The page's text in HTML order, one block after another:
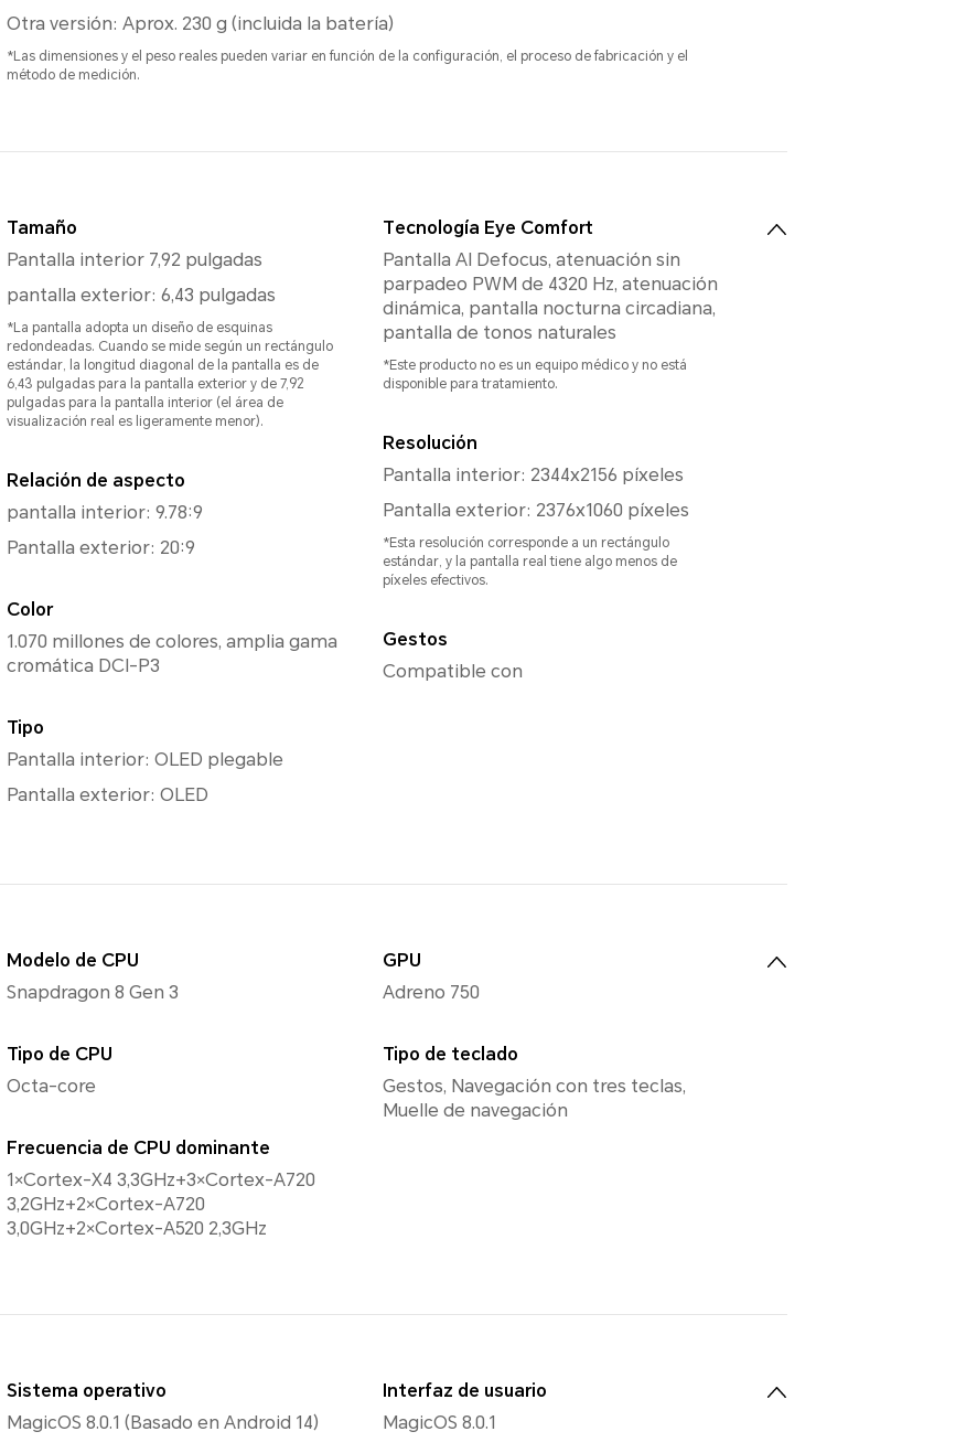
Otra versión: Aprox. 230 g (incluida la batería)
*Las dimensiones y el peso reales pueden variar en función de la configuración, el proceso de fabricación y el
método de medición.
Tamaño
Pantalla interior 7,92 pulgadas
pantalla exterior: 6,43 pulgadas
*La pantalla adopta un diseño de esquinas
redondeadas. Cuando se mide según un rectángulo
estándar, la longitud diagonal de la pantalla es de
6,43 pulgadas para la pantalla exterior y de 7,92
pulgadas para la pantalla interior (el área de
visualización real es ligeramente menor).
Relación de aspecto
pantalla interior: 9.78:9
Pantalla exterior: 20:9
Color
1.070 millones de colores, amplia gama
cromática DCI-P3
Tipo
Pantalla interior: OLED plegable
Pantalla exterior: OLED
Tecnología Eye Comfort
Pantalla AI Defocus, atenuación sin
parpadeo PWM de 4320 Hz, atenuación
dinámica, pantalla nocturna circadiana,
pantalla de tonos naturales
*Este producto no es un equipo médico y no está
disponible para tratamiento.
Resolución
Pantalla interior: 2344x2156 píxeles
Pantalla exterior: 2376x1060 píxeles
*Esta resolución corresponde a un rectángulo
estándar, y la pantalla real tiene algo menos de
píxeles efectivos.
Gestos
Compatible con
Modelo de CPU
Snapdragon 8 Gen 3
Tipo de CPU
Octa-core
Frecuencia de CPU dominante
1×Cortex-X4 3,3GHz+3×Cortex-A720
3,2GHz+2×Cortex-A720
3,0GHz+2×Cortex-A520 2,3GHz
GPU
Adreno 750
Tipo de teclado
Gestos, Navegación con tres teclas,
Muelle de navegación
Sistema operativo
MagicOS 8.0.1 (Basado en Android 14)
Interfaz de usuario
MagicOS 8.0.1